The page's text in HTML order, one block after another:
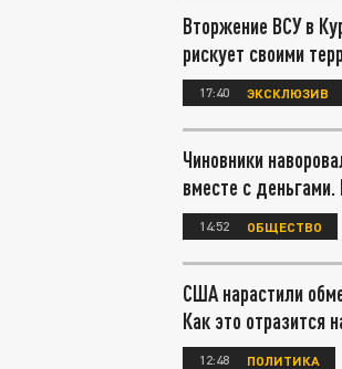
Вторжение ВСУ в
рискует своими
17:40 ЭКСКЛЮЗИВ
Чиновники
вместе с
14:52 ОБЩЕСТВО
США нарастили
Как это отразится
12:48 ПОЛИТИКА